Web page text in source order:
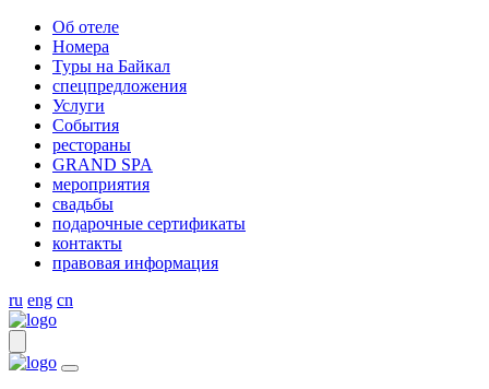
Об отеле
Номера
Туры на Байкал
спецпредложения
Услуги
События
рестораны
GRAND SPA
мероприятия
свадьбы
подарочные сертификаты
контакты
правовая информация
ru eng cn